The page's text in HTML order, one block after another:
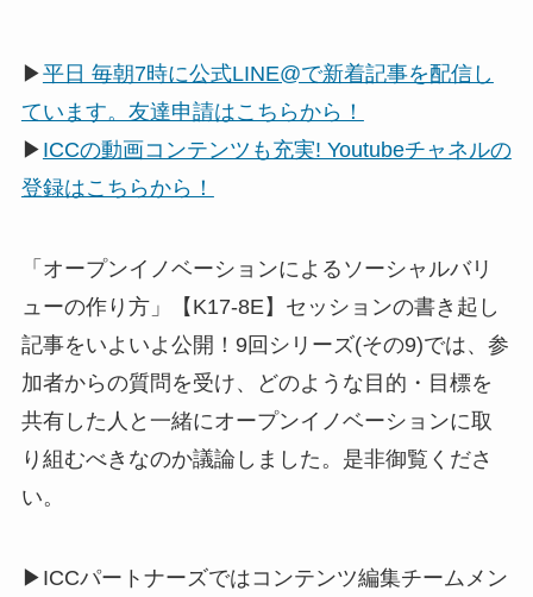
▶平日 毎朝7時に公式LINE@で新着記事を配信し
ています。友達申請はこちらから！
▶ ICCの動画コンテンツも充実! Youtubeチャネルの
登録はこちらから！
「オープンイノベーションによるソーシャルバリ
ューの作り方」【K17-8E】セッションの書き起し
記事をいよいよ公開！9回シリーズ(その9)では、参
加者からの質問を受け、どのような目的・目標を
共有した人と一緒にオープンイノベーションに取
り組むべきなのか議論しました。是非御覧くださ
い。
▶ICCパートナーズではコンテンツ編集チームメン